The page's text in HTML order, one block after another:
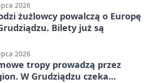
2026
żużlowcy powalczą o Europę
Bilety już są
2026
tropy prowadzą przez
W Grudziądzu czeka